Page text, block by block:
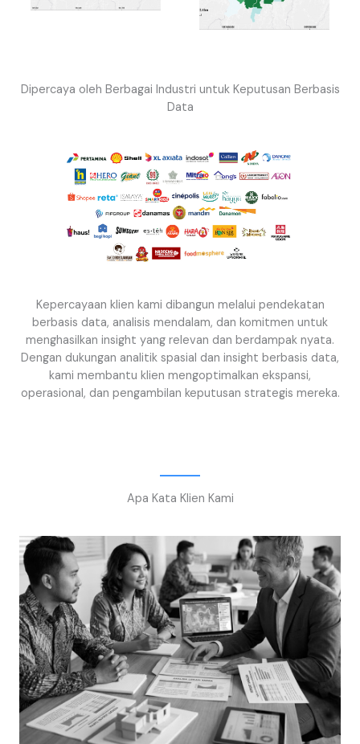
Dipercaya oleh Berbagai Industri untuk Keputusan Berbasis
Data
Kepercayaan klien kami dibangun melalui pendekatan
berbasis data, analisis mendalam, dan komitmen untuk
menghasilkan insight yang relevan dan berdampak nyata.
Dengan dukungan analitik spasial dan insight berbasis data,
kami membantu klien mengoptimalkan ekspansi,
operasional, dan pengambilan keputusan strategis mereka.
Apa Kata Klien Kami